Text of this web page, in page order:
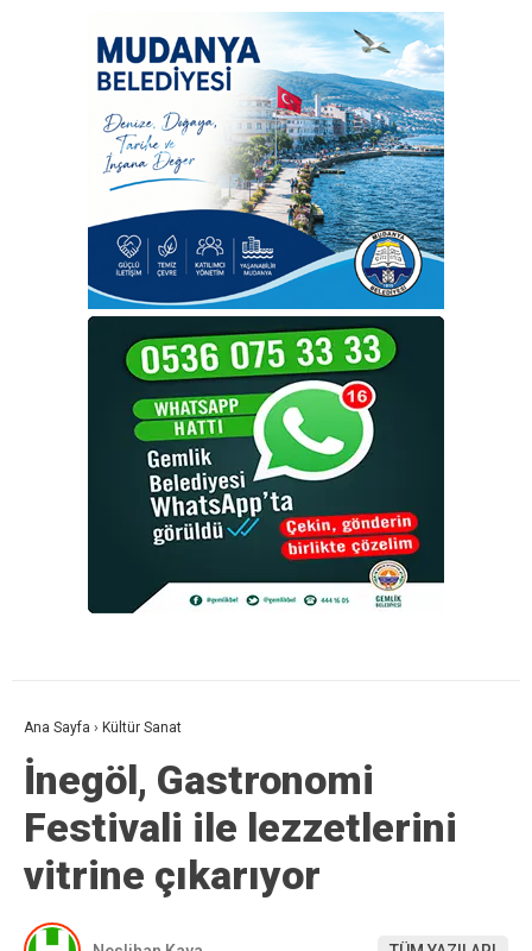
Ana Sayfa › Kültür Sanat
İnegöl, Gastronomi
Festivali ile lezzetlerini
vitrine çıkarıyor